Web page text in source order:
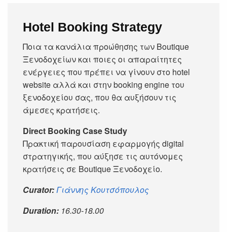
Hotel Booking Strategy
Ποια τα κανάλια προώθησης των Boutique
Ξενοδοχείων και ποιες οι απαραίτητες
ενέργειες που πρέπει να γίνουν στο hotel
website αλλά και στην booking engine του
ξενοδοχείου σας, που θα αυξήσουν τις
άμεσες κρατήσεις.
Direct Booking Case Study
Πρακτική παρουσίαση εφαρμογής digital
στρατηγικής, που αύξησε τις αυτόνομες
κρατήσεις σε Boutique Ξενοδοχείο.
Curator:Γιάννης Κουτσόπουλος
Duration: 16.30-18.00